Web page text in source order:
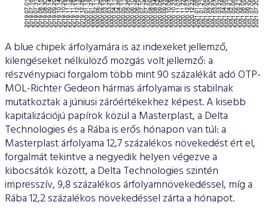
A blue chipek árfolyamára is az indexeket jellemző,
kilengéseket nélkülöző mozgás volt jellemző: a
részvénypiaci forgalom több mint 90 százalékát adó OTP-
MOL-Richter Gedeon hármas árfolyamai is stabilnak
mutatkoztak a júniusi záróértékekhez képest. A kisebb
kapitalizációjú papírok közül a Masterplast, a Delta
Technologies és a Rába is erős hónapon van túl: a
Masterplast árfolyama 12,7 százalékos növekedést ért el,
forgalmát tekintve a negyedik helyen végezve a
kibocsátók között, a Delta Technologies szintén
impresszív, 9,8 százalékos árfolyamnövekedéssel, míg a
Rába 12,2 százalékos növekedéssel zárta a hónapot.